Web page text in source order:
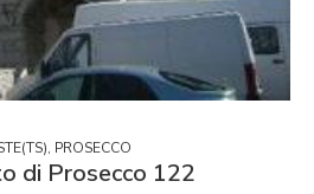
PROSECCO
di Prosecco 122